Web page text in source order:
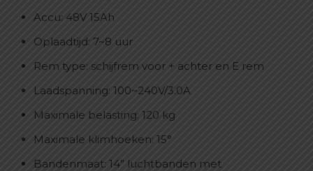
Accu: 48V 15Ah
Oplaadtijd: 7~8 uur
Rem type: schijfrem voor + achter en E rem
Laadspanning: 100~240V/3.0A
Maximale belasting: 120 kg
Maximale klimhoeken: 15°
Bandenmaat: 14” luchtbanden met